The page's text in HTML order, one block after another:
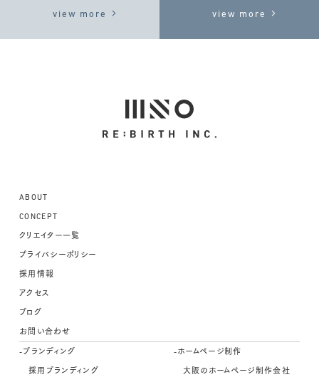
view more view more
ABOUT
CONCEPT
クリエイター一覧
プライバシーポリシー
採用情報
アクセス
ブログ
お問い合わせ
-ブランディング
採用ブランディング
-ホームページ制作
大阪のホームページ制作会社